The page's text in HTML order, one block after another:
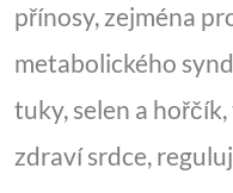
přínosy, zejména
metabolického
tuky, selen a
zdraví srdce,